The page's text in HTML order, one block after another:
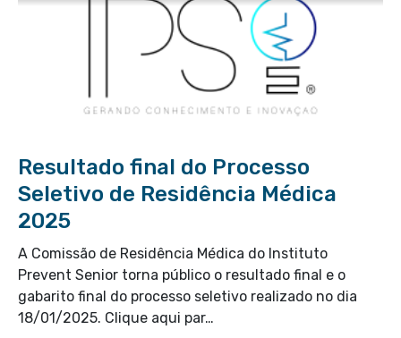
Resultado final do Processo
Seletivo de Residência Médica
2025
A Comissão de Residência Médica do Instituto
Prevent Senior torna público o resultado final e o
gabarito final do processo seletivo realizado no dia
18/01/2025. Clique aqui par…